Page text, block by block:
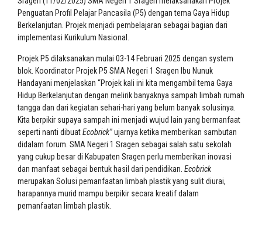
Penguatan Profil Pelajar Pancasila (P5) dengan tema Gaya Hidup
Berkelanjutan. Projek menjadi pembelajaran sebagai bagian dari
implementasi Kurikulum Nasional.
Projek P5 dilaksanakan mulai 03-14 Februari 2025 dengan system
blok. Koordinator Projek P5 SMA Negeri 1 Sragen Ibu Nunuk
Handayani menjelaskan “Projek kali ini kita mengambil tema Gaya
Hidup Berkelanjutan dengan melirik banyaknya sampah limbah rumah
tangga dan dari kegiatan sehari-hari yang belum banyak solusinya.
Kita berpikir supaya sampah ini menjadi wujud lain yang bermanfaat
seperti nanti dibuatEcobrick”ujarnya ketika memberikan sambutan
didalam forum. SMA Negeri 1 Sragen sebagai salah satu sekolah
yang cukup besar di Kabupaten Sragen perlu memberikan inovasi
dan manfaat sebagai bentuk hasil dari pendidikan. Ecobrick
merupakan Solusi pemanfaatan limbah plastik yang sulit diurai,
harapannya murid mampu berpikir secara kreatif dalam
pemanfaatan limbah plastik.